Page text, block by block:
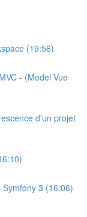
(19:56)
- (Model Vue
d'un projet
3 (16:06)